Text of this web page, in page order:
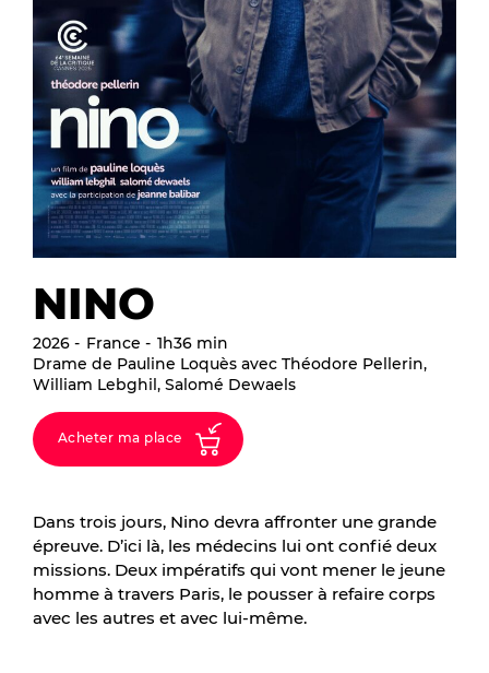
NINO
2026 France
1h36 min
Drame de Pauline Loquès avec Théodore Pellerin,
William Lebghil, Salomé Dewaels
Acheter ma place
Dans trois jours, Nino devra affronter une grande
épreuve. D’ici là, les médecins lui ont confié deux
missions. Deux impératifs qui vont mener le jeune
homme à travers Paris, le pousser à refaire corps
avec les autres et avec lui-même.